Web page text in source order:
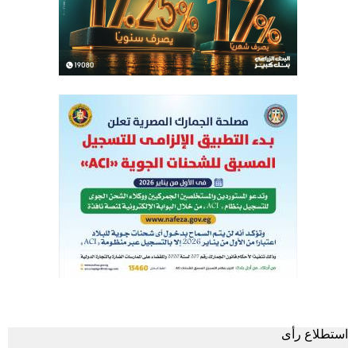
استطلاع رأى